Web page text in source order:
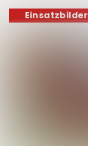
Einsatzbilder